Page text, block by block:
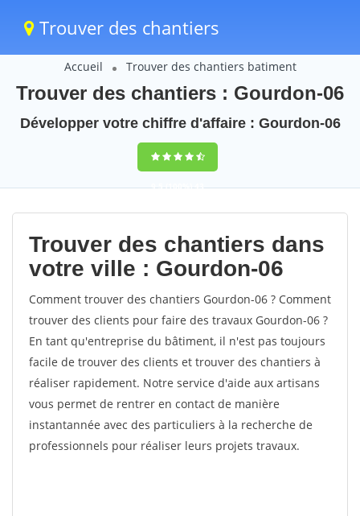
Trouver des chantiers
Accueil Trouver des chantiers batiment
Trouver des chantiers : Gourdon-06
Développer votre chiffre d'affaire : Gourdon-06
9,5(100%)43
votes
Trouver des chantiers dans
votre ville : Gourdon-06
Comment trouver des chantiers Gourdon-06 ? Comment
trouver des clients pour faire des travaux Gourdon-06 ?
En tant qu'entreprise du bâtiment, il n'est pas toujours
facile de trouver des clients et trouver des chantiers à
réaliser rapidement. Notre service d'aide aux artisans
vous permet de rentrer en contact de manière
instantannée avec des particuliers à la recherche de
professionnels pour réaliser leurs projets travaux.